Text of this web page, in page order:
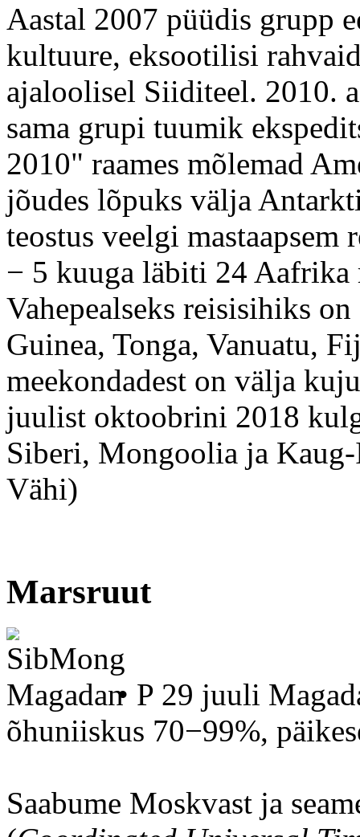
Aastal 2007 püüdis grupp
kultuure, eksootilisi
ajaloolisel Siiditeel. 2010.
sama grupi tuumik
2010" raames mõlemad
jõudes lõpuks välja
teostus veelgi
− 5 kuuga läbiti 24
Vahepealseks reisisihiks
Guinea, Tonga, Vanuatu,
meekondadest on välja
juulist oktoobrini 2018
Siberi, Mongoolia ja
Vähi)
Marsruut
• P 29 juuli
õhuniiskus 70−99%,
Saabume Moskvast ja